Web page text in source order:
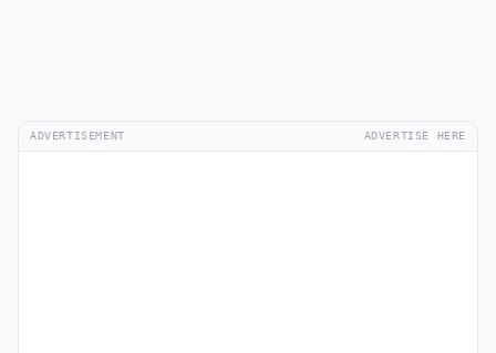
ADVERTISEMENT ADVERTISE HERE